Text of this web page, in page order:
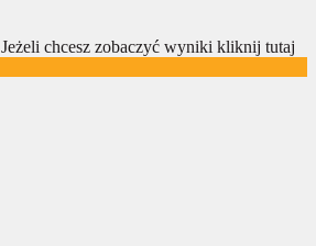
Jeżeli chcesz zobaczyć wyniki kliknij tutaj